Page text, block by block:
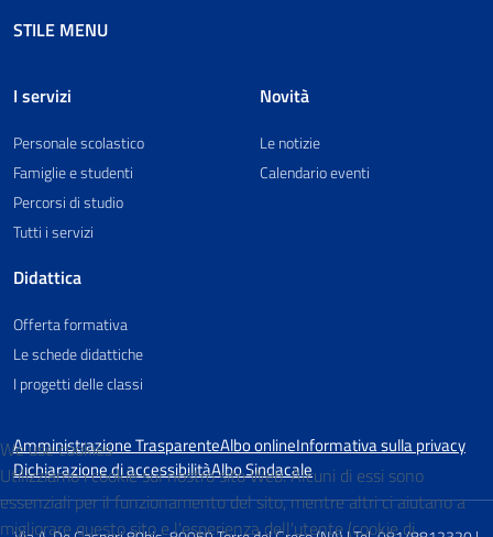
STILE MENU
I servizi
Personale scolastico
Famiglie e studenti
Percorsi di studio
Tutti i servizi
Didattica
Offerta formativa
Le schede didattiche
I progetti delle classi
Novità
Le notizie
Calendario eventi
Amministrazione TrasparenteAlbo onlineInformativa sulla privacy
Dichiarazione di accessibilitàAlbo Sindacale
We use cookies
Utilizziamo i cookie sul nostro sito Web. Alcuni di essi sono
essenziali per il funzionamento del sito, mentre altri ci aiutano a
migliorare questo sito e l'esperienza dell'utente (cookie di